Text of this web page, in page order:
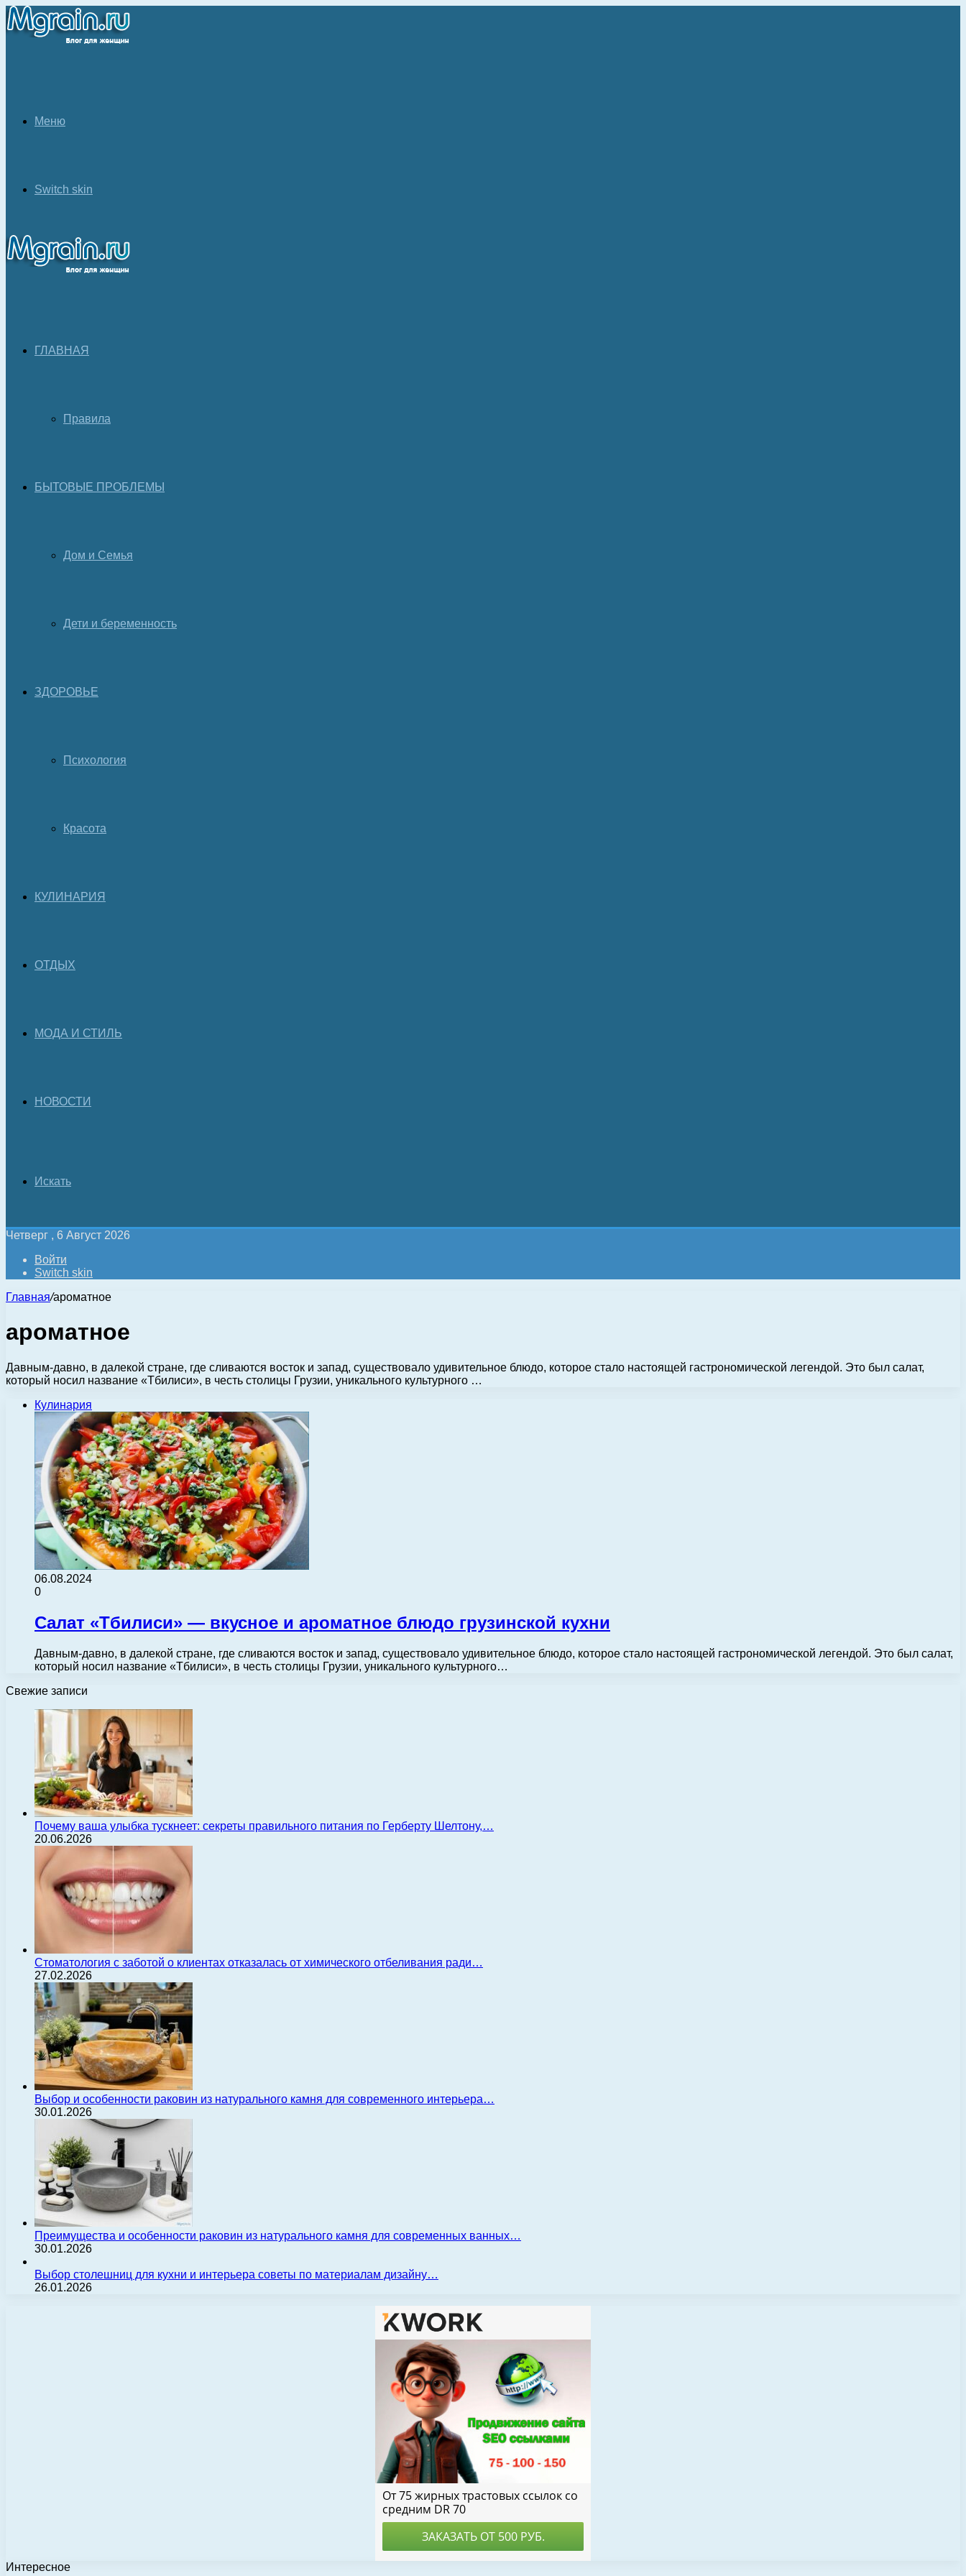
Меню
Switch skin
ГЛАВНАЯ
Правила
БЫТОВЫЕ ПРОБЛЕМЫ
Дом и Семья
Дети и беременность
ЗДОРОВЬЕ
Психология
Красота
КУЛИНАРИЯ
ОТДЫХ
МОДА И СТИЛЬ
НОВОСТИ
Искать
Четверг , 6 Август 2026
Войти
Switch skin
Главная/ароматное
ароматное
Давным-давно, в далекой стране, где сливаются восток и запад, существовало удивительное блюдо, которое стало настоящей гастрономической легендой. Это был салат,
который носил название «Тбилиси», в честь столицы Грузии, уникального культурного …
Кулинария
06.08.2024
0
Салат «Тбилиси» — вкусное и ароматное блюдо грузинской кухни
Давным-давно, в далекой стране, где сливаются восток и запад, существовало удивительное блюдо, которое стало настоящей гастрономической легендой. Это был салат,
который носил название «Тбилиси», в честь столицы Грузии, уникального культурного…
Свежие записи
Почему ваша улыбка тускнеет: секреты правильного питания по Герберту Шелтону,…
20.06.2026
Стоматология с заботой о клиентах отказалась от химического отбеливания ради…
27.02.2026
Выбор и особенности раковин из натурального камня для современного интерьера…
30.01.2026
Преимущества и особенности раковин из натурального камня для современных ванных…
30.01.2026
Выбор столешниц для кухни и интерьера советы по материалам дизайну…
26.01.2026
Интересное